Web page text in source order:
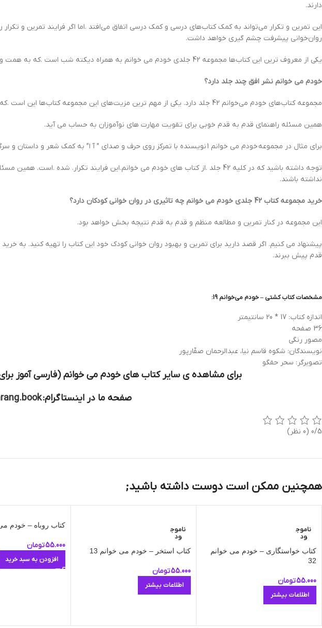
دارند.
این تمرین و تکرار می‌تواند به کمک کتاب‌های درسی و کمک درسی اتفاق می‌افتد .اما اگر فرایند تمرین و
روان‌خوانی پیشرفت چشم گیری خواهد داشت.
یکی از معروف ترین این کتاب‌ها مجموعه 42 جلدی خودم می خوانم به همراه دیکته شب است .که به همت و کوشش شکوه قاسم‌نیا .و عبدالرحمان صفارپور توسط انتشارات افق. به چاپ رسیده. است.
خودم می خوانم نشر افق چند جلد دارد؟
مجموعه کتاب‌های خودم می‌خوانم 42 جلد دارد. یکی از مهم ترین مزیت‌های این مجموعه کتاب‌ها این است .که هر کدام از کتاب‌ها .مخصوص یکی از حروف‌ها .نوشته شده است.
همین مسئله راهنمای قدم به قدم خوبی برای تقویت مهارت های نوآموزان به حساب می آید.
برای مثال در مجموعه خودم می خوانم 1 نویسنده با تمرکز روی حرف و صدای ” آ ا” به کمک شعر و داستان و سرگرمی مسیر مشخصی را برای تکرار و تمرین نو آموزان فراهم کرده است.
توجه داشته باشید که در کلیه 42 جلد .از کتاب های خودم می خوانم.این فرایند
نداشته باشند.
خرید مجموعه کتاب 42 جلدی خودم می خوانم چه تاثیری در روان خوانی کودکان دارد؟
این مجموعه در کنار تمرین و مطالعه منظم و قدم به قدم نتیجه بخش خواهد بود.
پیشنهاد می کنیم. اگر قصد دارید برای تمرین و بهبود روان خوانی کودک خود این کتاب را تهیه کنید. به
قدم پیش ببرند.
مشخصات کتاب کشتی – خودم می‌خوانم 19:
اندازه کتاب: 17 * 20 سانتیمتر
36 صفحه
مصور رنگی
نویسندگان: شکوه قاسم نیا، عبدالرحمان صفّارپور
تصویرگر: سحر حقگو
برای مشاهده ی سایر کتاب های خودم می خوانم (فارسی آموز
صفحه ما در اینستاگرام:
0/5 (0 نظر)
همچنین ممکن است دوست داشته باشید;
ناموج
ود
کتاب خواستگاری – خودم می‌ خوانم
32
55.000تومان
اطلاعات بیشتر
ناموج
ود
کتاب استخر – خودم می‌ خوانم 13
55.000تومان
اطلاعات بیشتر
کتاب روباه – خودم می‌
55.000تومان
افزودن به سبد خرید